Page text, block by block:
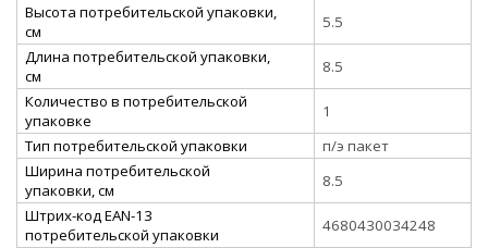
Высота потребительской упаковки,
см
5.5
Длина потребительской упаковки,
см
8.5
Количество в потребительской
упаковке
1
Тип потребительской упаковки
п/э пакет
Ширина потребительской
упаковки, см
8.5
Штрих-код EAN-13
потребительской упаковки
4680430034248